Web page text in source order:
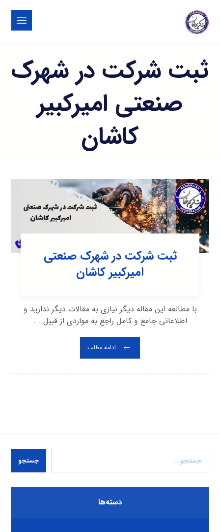
ثبت شرکت در شهرک
صنعتی اميرکبير
کاشان
ثبت شرکت در شهرک صنعتی
اميرکبير کاشان
با مطالعه این مقاله دیگر نیازی به مقالات دیگر ندارید و
اطلاعاتی جامع و کامل راجع به مواردی از قبیل ...
ادامه مطلب
جستجو
دسته‌ها